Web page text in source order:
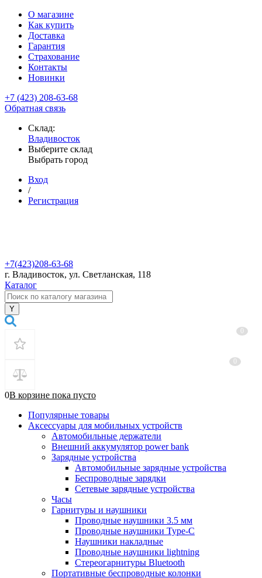
О магазине
Как купить
Доставка
Гарантия
Страхование
Контакты
Новинки
+7 (423) 208-63-68
Обратная связь
Склад:
Владивосток
Выберите склад
Выбрать город
Вход
/
Регистрация
+7(423)208-63-68
г. Владивосток, ул. Светланская, 118
Каталог
0В корзине пока пусто
Популярные товары
Аксессуары для мобильных устройств
Автомобильные держатели
Внешний аккумулятор power bank
Зарядные устройства
Автомобильные зарядные устройства
Беспроводные зарядки
Сетевые зарядные устройства
Часы
Гарнитуры и наушники
Проводные наушники 3.5 мм
Проводные наушники Type-C
Наушники накладные
Проводные наушники lightning
Стереогарнитуры Bluetooth
Портативные беспроводные колонки